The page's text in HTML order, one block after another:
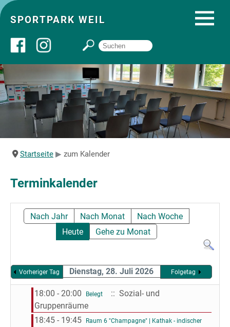
SPORTPARK WEIL
Über uns
Startseite
Angebote
Sportpark
Startseite zum Kalender
Terminkalender
Nach Jahr Nach Monat
Nach Woche
Heute
Gehe zu Monat
Vorheriger Tag Dienstag, 28. Juli 2026 Folgetag
18:00 - 20:00 Belegt
:: Sozial- und
Gruppenräume
18:45 - 19:45
Raum 6 "Champagne" | Kathak - indischer